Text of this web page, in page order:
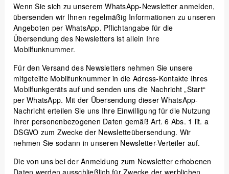
Wenn Sie sich zu unserem WhatsApp-Newsletter anmelden,
übersenden wir Ihnen regelmäßig Informationen zu unseren
Angeboten per WhatsApp. Pflichtangabe für die
Übersendung des Newsletters ist allein Ihre
Mobilfunknummer.
Für den Versand des Newsletters nehmen Sie unsere
mitgeteilte Mobilfunknummer in die Adress-Kontakte Ihres
Mobilfunkgeräts auf und senden uns die Nachricht „Start“
per WhatsApp. Mit der Übersendung dieser WhatsApp-
Nachricht erteilen Sie uns Ihre Einwilligung für die Nutzung
Ihrer personenbezogenen Daten gemäß Art. 6 Abs. 1 lit. a
DSGVO zum Zwecke der Newsletteübersendung. Wir
nehmen Sie sodann in unseren Newsletter-Verteiler auf.
Die von uns bei der Anmeldung zum Newsletter erhobenen
Daten werden ausschließlich für Zwecke der werblichen